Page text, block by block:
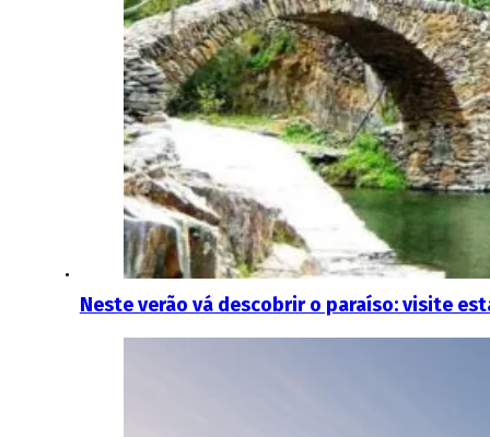
Neste verão vá descobrir o paraíso: visite